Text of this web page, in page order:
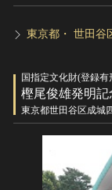
作品一覧
カテゴリで見る
全国の美術館・博物
世界遺産
動画で見る無形の文
東京都・ 世田谷
国指定文化財(登録
樫尾俊雄発明記
東京都世田谷区成城